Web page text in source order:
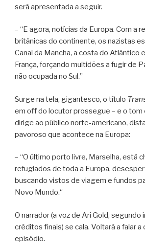
será apresentada a seguir.
– “E agora, notícias da Europa. Com a
britânicas do continente, os nazistas
Canal da Mancha, a costa do Atlântico
França, forçando multidões a fugir de
não ocupada no Sul.”
Surge na tela, gigantesco, o título
em off do locutor prossegue – e o tom
dirige ao público norte-americano,
pavoroso que acontece na Europa:
– “O último porto livre, Marselha, está
refugiados de toda a Europa,
buscando vistos de viagem e fundos
Novo Mundo.“
O narrador (a voz de Ari Gold, segundo
créditos finais) se cala. Voltará a falar a
episódio.